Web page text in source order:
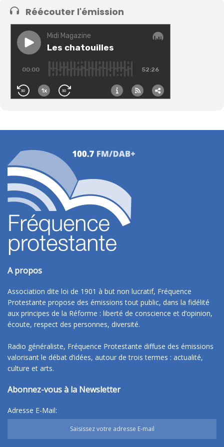
Réécouter l'émission
A propos
Association dite loi de 1901 à but non lucratif, Fréquence
Protestante propose des émissions tout public, dans la fidélité
aux principes de la Réforme : liberté de conscience et d’opinion,
écoute, respect des personnes, diversité.
Radio généraliste, Fréquence Protestante diffuse des émissions
valorisant le débat d’idées, autour de trois termes : actualité,
culture et arts.
Abonnez-vous à la Newsletter
Adresse E-Mail: